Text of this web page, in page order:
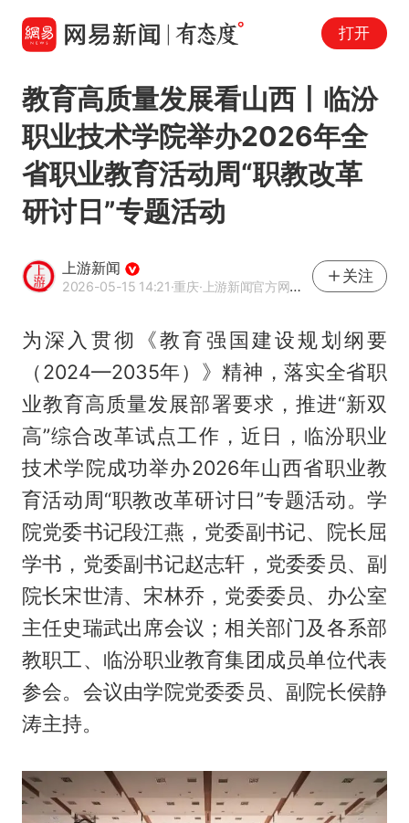
打开
教育高质量发展看山西丨临汾
职业技术学院举办2026年全
省职业教育活动周“职教改革
研讨日”专题活动
上游新闻
2026-05-15 14:21·重庆·上游新闻官方网易号
关注
为深入贯彻《教育强国建设规划纲要
（2024—2035年）》精神，落实全省职
业教育高质量发展部署要求，推进“新双
高”综合改革试点工作，近日，临汾职业
技术学院成功举办2026年山西省职业教
育活动周“职教改革研讨日”专题活动。学
院党委书记段江燕，党委副书记、院长屈
学书，党委副书记赵志轩，党委委员、副
院长宋世清、宋林乔，党委委员、办公室
主任史瑞武出席会议；相关部门及各系部
教职工、临汾职业教育集团成员单位代表
参会。会议由学院党委委员、副院长侯静
涛主持。